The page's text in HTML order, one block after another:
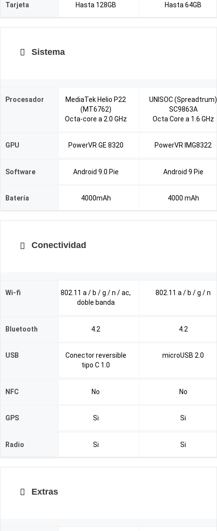
Tarjeta Hasta 128GB Hasta 64GB
Sistema
Procesador
MediaTek Helio P22
(MT6762)
Octa-core a 2.0 GHz
UNISOC (Spreadtrum)
SC9863A
Octa Core a 1.6 GHz
GPU PowerVR GE 8320 PowerVR IMG8322
Software Android 9.0 Pie Android 9 Pie
Batería 4000mAh 4000 mAh
Conectividad
Wi-fi
802.11 a / b / g / n / ac,
doble banda
802.11 a / b / g / n
Bluetooth 4.2 4.2
USB
Conector reversible
tipo C 1.0
microUSB 2.0
NFC No No
GPS Si Si
Radio Si Si
Extras